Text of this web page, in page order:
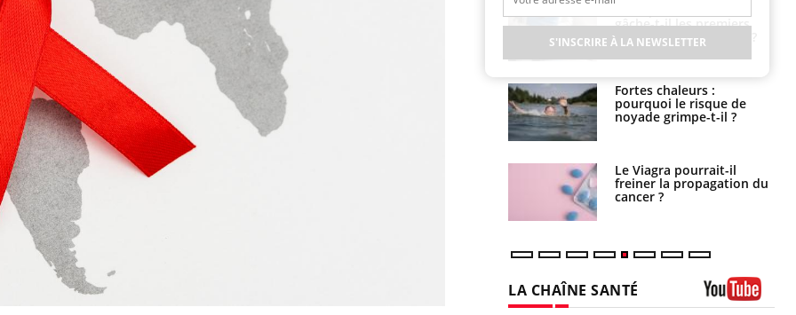
Cancer colorectal : une
stratégie simple aurait
changé la donne au Pays
basque
Chikungunya, dengue,
West Nile : que se passe-
t-il dans le sud de la
France ?
Les médicaments GLP-1
protègent-ils aussi les os
gâche-t-il les premiers
jours de vos vacances ?
Fortes chaleurs :
pourquoi le risque de
noyade grimpe-t-il ?
Le Viagra pourrait-il
freiner la propagation du
cancer ?
LA CHAÎNE SANTÉ
S'INSCRIRE À LA NEWSLETTER